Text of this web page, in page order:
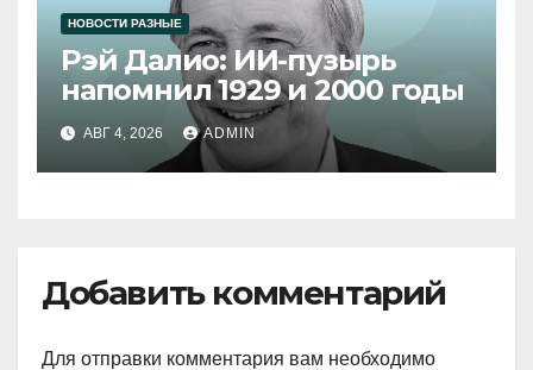
НОВОСТИ РАЗНЫЕ
Рэй Далио: ИИ-пузырь
напомнил 1929 и 2000 годы
АВГ 4, 2026 ADMIN
Добавить комментарий
Для отправки комментария вам необходимо